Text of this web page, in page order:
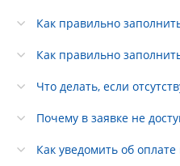
Как правильно
Как правильно
Что делать, если
Почему в заявке не
Как уведомить об